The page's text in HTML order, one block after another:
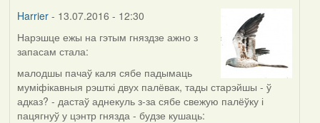
Harrier- 13.07.2016 - 12:30
Нарэшце ежы на гэтым гняздзе ажно з
запасам стала:
малодшы пачаў каля сябе падымаць
муміфікавныя рэшткі двух палёвак, тады старэйшы - ў
адказ? - дастаў аднекуль з-за сябе свежую палёўку і
пацягнуў у цэнтр гнязда - будзе кушаць: